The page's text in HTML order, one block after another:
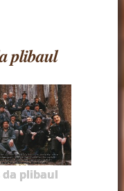
plibaul
plibaul